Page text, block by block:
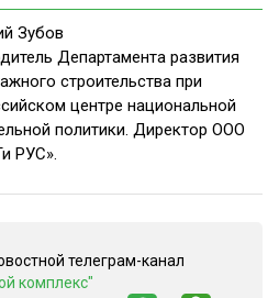
Зубов
Департамента развития
строительства при
центре национальной
политики. Директор ООО
РУС».
телеграм-канал
комплекс"